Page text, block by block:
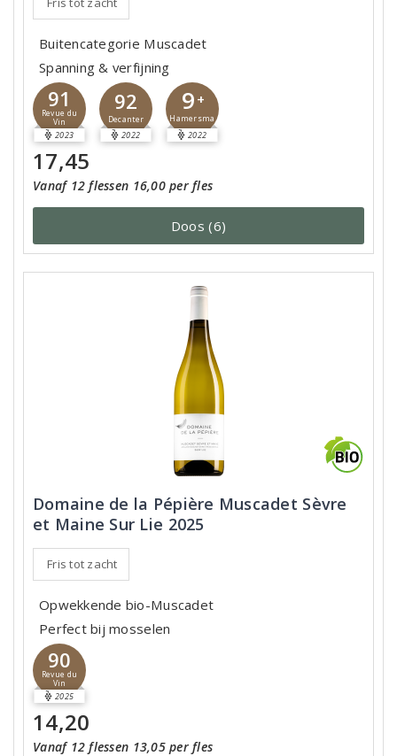
Buitencategorie Muscadet
Spanning & verfijning
91
Revue du
Vin
2023
92
Decanter
2022
9 +
Hamersma
2022
17,45
Vanaf 12 flessen 16,00 per fles
Doos (6)
Domaine de la Pépière Muscadet Sèvre
et Maine Sur Lie 2025
Fris tot zacht
Opwekkende bio-Muscadet
Perfect bij mosselen
90
Revue du
Vin
2025
14,20
Vanaf 12 flessen 13,05 per fles